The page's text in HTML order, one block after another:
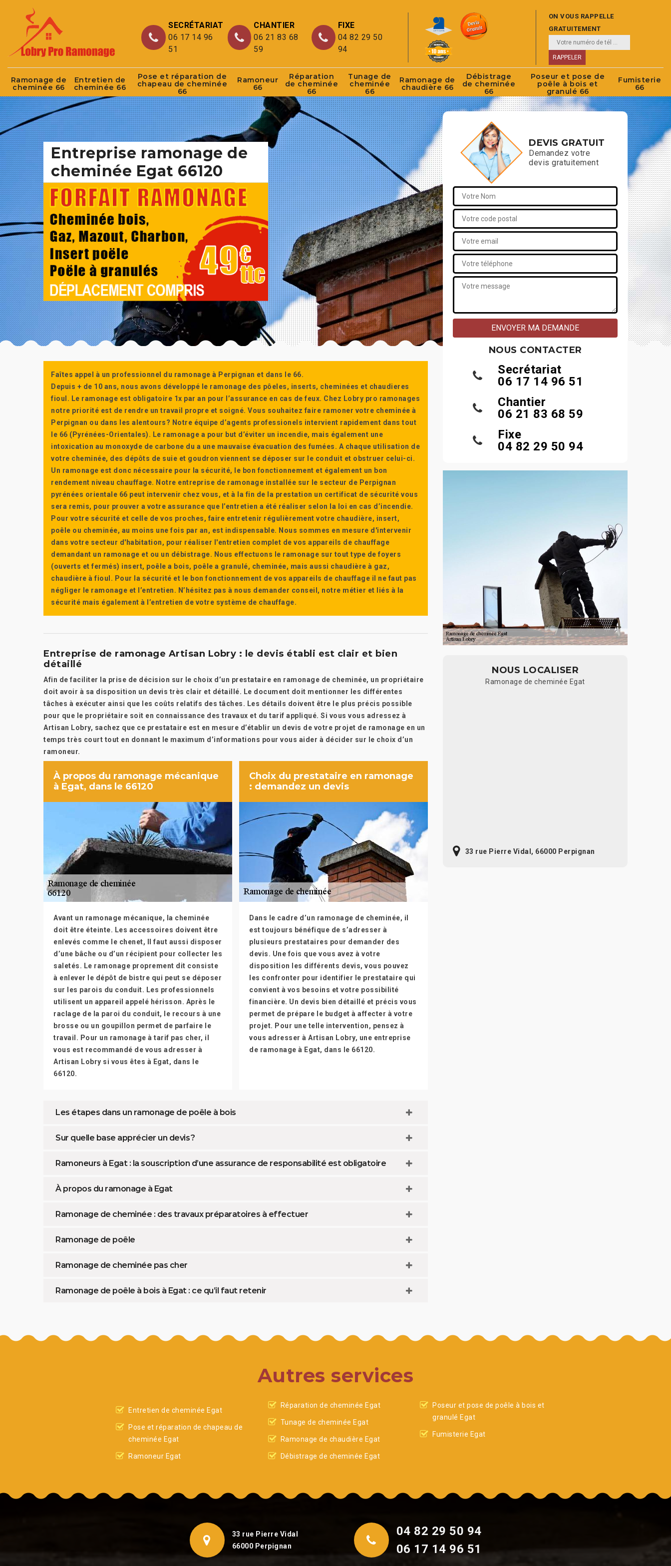
SECRÉTARIAT
06 17 14 96
51
CHANTIER
06 21 83 68
59
FIXE
04 82 29 50
94
ON VOUS RAPPELLE
GRATUITEMENT
Ramonage de
cheminée 66
Entretien de
cheminée 66
Pose et réparation de
chapeau de cheminée
66
Ramoneur
66
Réparation
de cheminée
66
Tunage de
cheminée
66
Ramonage de
chaudière 66
Débistrage
de cheminée
66
Poseur et pose de
poêle à bois et
granulé 66
Fumisterie
66
Entreprise ramonage de
cheminée Egat 66120
Faîtes appel à un professionnel du ramonage à Perpignan et dans le 66.
Depuis + de 10 ans, nous avons développé le ramonage des pôeles, inserts, cheminées et chaudieres
fioul. Le ramonage est obligatoire 1x par an pour l’assurance en cas de feux. Chez Lobry pro ramonages
notre priorité est de rendre un travail propre et soigné. Vous souhaitez faire ramoner votre cheminée à
Perpignan ou dans les alentours? Notre équipe d’agents professionels intervient rapidement dans tout
le 66 (Pyrénées-Orientales). Le ramonage a pour but d’éviter un incendie, mais également une
intoxication au monoxyde de carbone du a une mauvaise évacuation des fumées. A chaque utilisation de
votre cheminée, des dépôts de suie et goudron viennent se déposer sur le conduit et obstruer celui-ci.
Un ramonage est donc nécessaire pour la sécurité, le bon fonctionnement et également un bon
rendement niveau chauffage. Notre entreprise de ramonage installée sur le secteur de Perpignan
pyrénées orientale 66 peut intervenir chez vous, et à la fin de la prestation un certificat de sécurité vous
sera remis, pour prouver a votre assurance que l’entretien a été réaliser selon la loi en cas d’incendie.
Pour votre sécurité et celle de vos proches, faire entretenir régulièrement votre chaudière, insert,
poêle ou cheminée, au moins une fois par an, est indispensable. Nous sommes en mesure d'intervenir
dans votre secteur d'habitation, pour réaliser l'entretien complet de vos appareils de chauffage
demandant un ramonage et ou un débistrage. Nous effectuons le ramonage sur tout type de foyers
(ouverts et fermés) insert, poêle a bois, poêle a granulé, cheminée, mais aussi chaudière à gaz,
chaudière à fioul. Pour la sécurité et le bon fonctionnement de vos appareils de chauffage il ne faut pas
négliger le ramonage et l’entretien. N’hésitez pas à nous demander conseil, notre métier et liés à la
sécurité mais également à l’entretien de votre système de chauffage.
Entreprise de ramonage Artisan Lobry : le devis établi est clair et bien
détaillé
Afin de faciliter la prise de décision sur le choix d’un prestataire en ramonage de cheminée, un propriétaire
doit avoir à sa disposition un devis très clair et détaillé. Le document doit mentionner les différentes
tâches à exécuter ainsi que les coûts relatifs des tâches. Les détails doivent être le plus précis possible
pour que le propriétaire soit en connaissance des travaux et du tarif appliqué. Si vous vous adressez à
Artisan Lobry, sachez que ce prestataire est en mesure d’établir un devis de votre projet de ramonage en un
temps très court tout en donnant le maximum d’informations pour vous aider à décider sur le choix d’un
ramoneur.
À propos du ramonage mécanique
à Egat, dans le 66120
Avant un ramonage mécanique, la cheminée
doit être éteinte. Les accessoires doivent être
enlevés comme le chenet, Il faut aussi disposer
d’une bâche ou d’un récipient pour collecter les
saletés. Le ramonage proprement dit consiste
à enlever le dépôt de bistre qui peut se déposer
sur les parois du conduit. Les professionnels
utilisent un appareil appelé hérisson. Après le
raclage de la paroi du conduit, le recours à une
brosse ou un goupillon permet de parfaire le
travail. Pour un ramonage à tarif pas cher, il
vous est recommandé de vous adresser à
Artisan Lobry si vous êtes à Egat, dans le
66120.
Choix du prestataire en ramonage
: demandez un devis
Dans le cadre d’un ramonage de cheminée, il
est toujours bénéfique de s’adresser à
plusieurs prestataires pour demander des
devis. Une fois que vous avez à votre
disposition les différents devis, vous pouvez
les confronter pour identifier le prestataire qui
convient à vos besoins et votre possibilité
financière. Un devis bien détaillé et précis vous
permet de prépare le budget à affecter à votre
projet. Pour une telle intervention, pensez à
vous adresser à Artisan Lobry, une entreprise
de ramonage à Egat, dans le 66120.
Les étapes dans un ramonage de poêle à bois
Sur quelle base apprécier un devis ?
Ramoneurs à Egat : la souscription d’une assurance de responsabilité est obligatoire
À propos du ramonage à Egat
Ramonage de cheminée : des travaux préparatoires à effectuer
Ramonage de poêle
Ramonage de cheminée pas cher
Ramonage de poêle à bois à Egat : ce qu’il faut retenir
DEVIS GRATUIT
Demandez votre
devis gratuitement
NOUS CONTACTER
Secrétariat
06 17 14 96 51
Chantier
06 21 83 68 59
Fixe
04 82 29 50 94
NOUS LOCALISER
Ramonage de cheminée Egat
33 rue Pierre Vidal, 66000 Perpignan
Autres services
Entretien de cheminée Egat
Pose et réparation de chapeau de
cheminée Egat
Ramoneur Egat
Réparation de cheminée Egat
Tunage de cheminée Egat
Ramonage de chaudière Egat
Débistrage de cheminée Egat
Poseur et pose de poêle à bois et
granulé Egat
Fumisterie Egat
33 rue Pierre Vidal
66000 Perpignan
04 82 29 50 94
06 17 14 96 51